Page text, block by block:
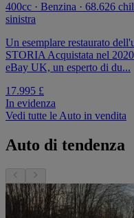
400cc · Benzina · 68.626
sinistra
Un esemplare restaurato
STORIA Acquistata nel
eBay UK, un esperto di du...
17.995 £
In evidenza
Vedi tutte le Auto in vendita
Auto di tendenza